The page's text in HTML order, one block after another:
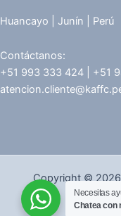
Huancayo | Junín | Perú
Contáctanos:
+51 993 333 424 | +51
Copyright © 2026
Necesitas
Chatea con